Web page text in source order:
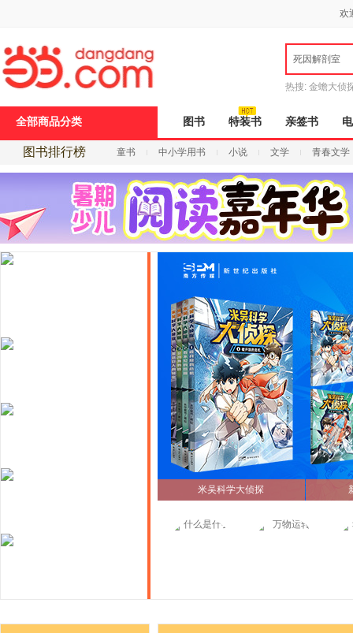
欢
死因解剖室
热搜: 金蟾大侦
全部商品分类 图书 特装书 亲签书
图书排行榜 童书 中小学用书 小说 文学 青春文学
米吴科学大侦探
打
开
无
障
页
浪
键
打
开